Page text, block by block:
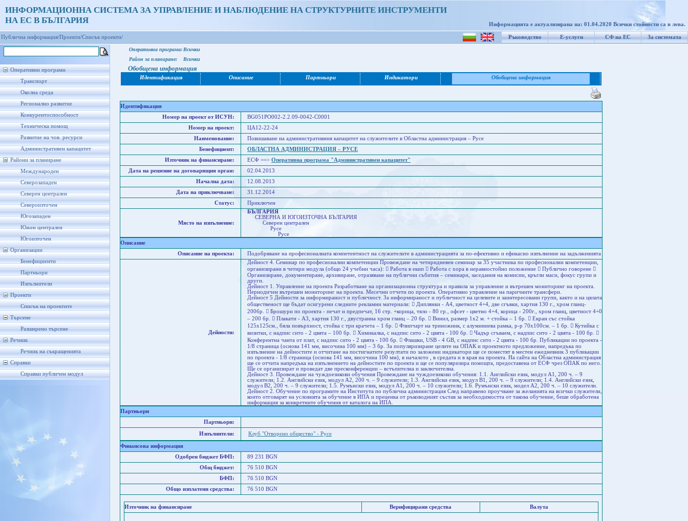
ИНФОРМАЦИОННА СИСТЕМА ЗА УПРАВЛЕНИЕ И НАБЛЮДЕНИЕ НА СТРУКТУРНИТЕ ИНСТРУМЕНТИ
НА ЕС В БЪЛГАРИЯ
Информацията е актуализирана на: 01.04.2020 Всички стойности са в лева.
Ръководство Е-услуги СФ на ЕС За системата
Публична информация/Проекти/Списък проекти/
Оперативни програми
Транспорт
Околна среда
Регионално развитие
Конкурентоспособност
Техническа помощ
Развитие на чов. ресурси
Административен капацитет
Райони за планиране
Международен
Северозападен
Северен централен
Североизточен
Югозападен
Южен централен
Югоизточен
Организации
Бенефициенти
Партньори
Изпълнители
Проекти
Списък на проектите
Търсене
Разширено търсене
Речник
Речник на съкращенията
Справки
Справки публичен модул
Оперативна програма: Всички
Район за планиране:
Всички
Обобщена информация
Идентификация Описание Партньори Индикатори Обобщена информация
Идентификация
Номер на проект от ИСУН:
BG051PO002-2.2.09-0042-C0001
Номер на проект:
ЦА12-22-24
Наименование:
Повишаване на административния капацитет на служителите в Областна администрация – Русе
Бенефициент:
ОБЛАСТНА АДМИНИСТРАЦИЯ – РУСЕ
Източник на финансиране:
ЕСФ ==> Оперативна програма "Административен капацитет"
Дата на решение на договарящия орган:
02.04.2013
Начална дата:
12.08.2013
Дата на приключване:
31.12.2014
Статус:
Приключен
Място на изпълнение:
БЪЛГАРИЯ
СЕВЕРНА И ЮГОИЗТОЧНА БЪЛГАРИЯ
Северен централен
Русе
Русе
Описание
Описание на проекта:
Подобряване на професионалната компетентност на служителите в администрацията за по-ефективно и ефикасно изпълнение на задълженията
Дейности:
Дейност 4. Семинар по професионални компетенции Провеждане на четиридневен семинар за 35 участника по професионални компетенции,
организирани в четири модула (общо 24 учебни часа):  Работа в екип  Работа с хора в неравностойно положение  Публично говорене 
Организиране, документиране, архивиране, отразяване на публични събития – семинари, заседания на комисии, кръгли маси, фокус групи и
други.
Дейност 1. Управление на проекта Разработване на организационна структура и правила за управление и вътрешен мониторинг на проекта.
Периодичен вътрешен мониторинг на проекта. Месечни отчети по проекта. Оперативно управление на паричните трансфери.
Дейност 5 Дейности за информираност и публичност. За информираност и публичност на целевите и заинтересовани групи, както и на цялата
общественост ще бъдат осигурени следните рекламни материали:  Диплянки - А4, цветност 4+4, две сгъвки, хартия 130 г., хром гланц-
200бр.  Брошури по проекта - печат и предпечат, 16 стр. +корица, тяло - 80 гр., офсет - цветно 4+4, корица - 200г., хром гланц, цветност 4+0
– 200 бр.  Плакати - А3, хартия 130 г., двустранна хром гланц – 20 бр.  Винил, размер 1х2 м. + стойка – 1 бр.  Екран със стойка
125х125см., бяла повърхност, стойка с три крачета – 1 бр.  Флипчарт на триножник, с алуминиева рамка, р-р 70х100см. – 1 бр.  Кутийка с
визитки, с надпис сито - 2 цвята – 100 бр.  Химикалка, с надпис сито - 2 цвята - 100 бр.  Чадър сгъваем, с надпис сито - 2 цвята - 100 бр. 
Конферентна чанта от плат, с надпис сито - 2 цвята - 100 бр.  Флашки, USB - 4 GB, с надпис сито - 2 цвята - 100 бр. Публикации по проекта -
1/8 страница (основа 141 мм, височина 100 мм) – 3 бр. За популяризиране целите на ОПАК и проектното предложение, напредъка по
изпълнение на дейностите и отчитане на постигнатите резултати по заложени индикатори ще се поместят в местен ежедневник 3 публикации
по проекта - 1/8 страница (основа 141 мм, височина 100 мм), в началото , в средата и в края на проекта. На сайта на Областна администрация
ще се отчита напредъка на изпълнението на дейностите по проекта и ще се популяризира помощта, предоставена от ЕСФ чрез ОПАК по него.
Ще се организират и проведат две пресконференции – встъпителна и заключителна.
Дейност 3. Провеждане на чуждоезикови обучения Провеждане на чуждоезикови обучения: 1.1. Английски език, модул А1, 200 ч. – 9
служители; 1.2. Английски език, модул А2, 200 ч. – 9 служители; 1.3. Английски език, модул B1, 200 ч. – 9 служители; 1.4. Английски език,
модул B2, 200 ч. – 9 служители; 1.5. Румънски език, модул А1, 200 ч. – 10 служители; 1.6. Румънски език, модел А2, 200 ч. – 10 служители.
Дейност 2. Обучение по програмите на Института по публична администрация След направено проучване за желанията на всички служители,
които отговарят на условията за обучение в ИПА и преценка от ръководният състав за необходимостта от такова обучение, беше обработена
информация за конкретните обучения от каталога на ИПА.
Партньори
Партньори:
Изпълнители: Клуб "Отворено общество" - Русе
Финансова информация
Одобрен бюджет БФП:
89 231 BGN
Общ бюджет:
76 510 BGN
БФП:
76 510 BGN
Общо изплатени средства:
76 510 BGN
Източник на финансиране Верифицирани средства Валута